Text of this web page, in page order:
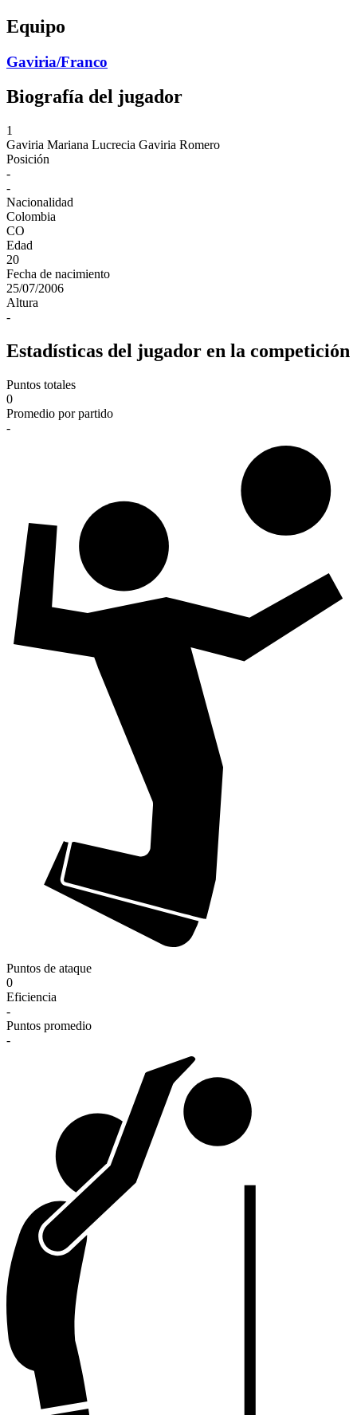
Equipo
Gaviria/Franco
Biografía del jugador
1
Gaviria Mariana Lucrecia Gaviria Romero
Posición
-
-
Nacionalidad
Colombia
CO
Edad
20
Fecha de nacimiento
25/07/2006
Altura
-
Estadísticas del jugador en la competición
Puntos totales
0
Promedio por partido
-
Puntos de ataque
0
Eficiencia
-
Puntos promedio
-